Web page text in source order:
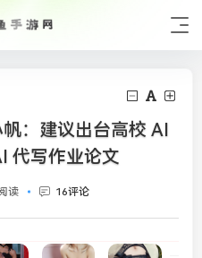
：建议出台高校 AI
代写作业论文
读 16评论